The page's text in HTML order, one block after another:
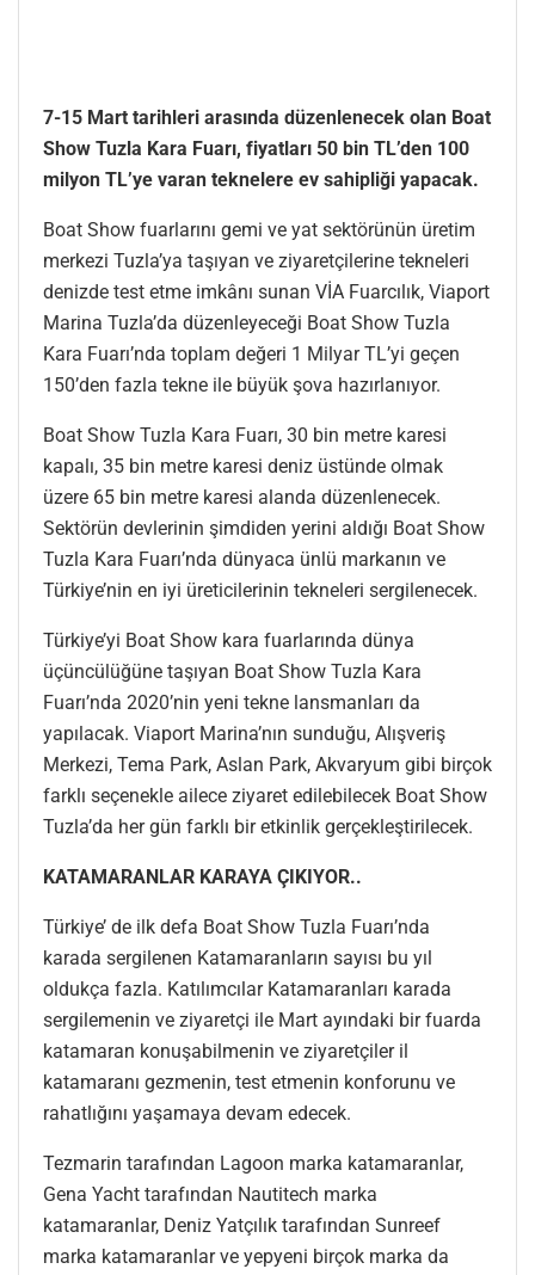
7-15 Mart tarihleri arasında düzenlenecek olan Boat
Show Tuzla Kara Fuarı, fiyatları 50 bin TL’den 100
milyon TL’ye varan teknelere ev sahipliği yapacak.
Boat Show fuarlarını gemi ve yat sektörünün üretim
merkezi Tuzla’ya taşıyan ve ziyaretçilerine tekneleri
denizde test etme imkânı sunan VİA Fuarcılık, Viaport
Marina Tuzla’da düzenleyeceği Boat Show Tuzla
Kara Fuarı’nda toplam değeri 1 Milyar TL’yi geçen
150’den fazla tekne ile büyük şova hazırlanıyor.
Boat Show Tuzla Kara Fuarı, 30 bin metre karesi
kapalı, 35 bin metre karesi deniz üstünde olmak
üzere 65 bin metre karesi alanda düzenlenecek.
Sektörün devlerinin şimdiden yerini aldığı Boat Show
Tuzla Kara Fuarı’nda dünyaca ünlü markanın ve
Türkiye’nin en iyi üreticilerinin tekneleri sergilenecek.
Türkiye’yi Boat Show kara fuarlarında dünya
üçüncülüğüne taşıyan Boat Show Tuzla Kara
Fuarı’nda 2020’nin yeni tekne lansmanları da
yapılacak. Viaport Marina’nın sunduğu, Alışveriş
Merkezi, Tema Park, Aslan Park, Akvaryum gibi birçok
farklı seçenekle ailece ziyaret edilebilecek Boat Show
Tuzla’da her gün farklı bir etkinlik gerçekleştirilecek.
KATAMARANLAR KARAYA ÇIKIYOR..
Türkiye’ de ilk defa Boat Show Tuzla Fuarı’nda
karada sergilenen Katamaranların sayısı bu yıl
oldukça fazla. Katılımcılar Katamaranları karada
sergilemenin ve ziyaretçi ile Mart ayındaki bir fuarda
katamaran konuşabilmenin ve ziyaretçiler il
katamaranı gezmenin, test etmenin konforunu ve
rahatlığını yaşamaya devam edecek.
Tezmarin tarafından Lagoon marka katamaranlar,
Gena Yacht tarafından Nautitech marka
katamaranlar, Deniz Yatçılık tarafından Sunreef
marka katamaranlar ve yepyeni birçok marka da